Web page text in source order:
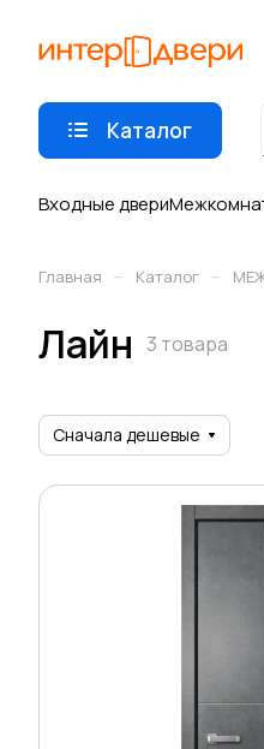
Каталог
Входные двери
Главная – Каталог –
Лайн 3 товара
Сначала дешевые